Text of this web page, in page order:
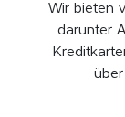
Wir bieten
darunter